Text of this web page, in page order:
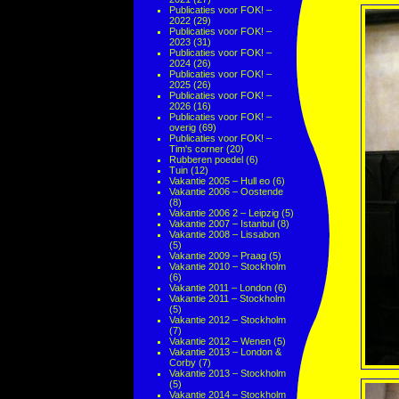
Publicaties voor FOK! –
2022 (29)
Publicaties voor FOK! –
2023 (31)
Publicaties voor FOK! –
2024 (26)
Publicaties voor FOK! –
2025 (26)
Publicaties voor FOK! –
2026 (16)
Publicaties voor FOK! –
overig (69)
Publicaties voor FOK! –
Tim's corner (20)
Rubberen poedel (6)
Tuin (12)
Vakantie 2005 – Hull eo (6)
Vakantie 2006 – Oostende
(8)
Vakantie 2006 2 – Leipzig (5)
Vakantie 2007 – Istanbul (8)
Vakantie 2008 – Lissabon
(5)
Vakantie 2009 – Praag (5)
Vakantie 2010 – Stockholm
(6)
Vakantie 2011 – London (6)
Vakantie 2011 – Stockholm
(5)
Vakantie 2012 – Stockholm
(7)
Vakantie 2012 – Wenen (5)
Vakantie 2013 – London &
Corby (7)
Vakantie 2013 – Stockholm
(5)
Vakantie 2014 – Stockholm